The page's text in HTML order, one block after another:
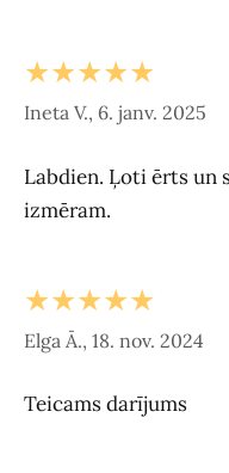
★★★★★
Ineta V., 6. janv. 2025
Labdien. Ļoti ērts un
izmēram.
★★★★★
Elga Ā., 18. nov. 2024
Teicams darījums